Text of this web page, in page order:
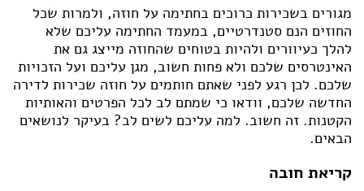
מגורים בשכירות כרוכים בחתימה על חוזה, ולמרות שכל
החוזים הנם סטנדרטיים, במעמד החתימה עליכם שלא
להלך כעיוורים ולהיות בטוחים שהחוזה מייצג גם את
האינטרסים שלכם ולא פחות חשוב, מגן עליכם ועל הזכויות
שלכם. לכן רגע לפני שאתם חותמים על חוזה שכירות לדירה
החדשה שלכם, וודאו כי שמתם לב לכל הפרטים והאותיות
הקטנות. זה חשוב. למה עליכם לשים לב? בעיקר לנושאים
הבאים.
קריאת חובה
הדגשת קישורים
Aא Aא Aא
הצהרת נגישות